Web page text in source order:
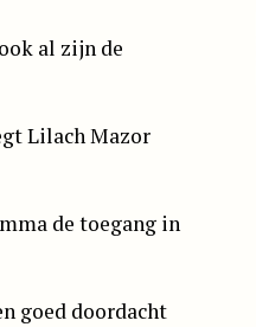
al zijn de
Lilach Mazor
de toegang in
goed doordacht